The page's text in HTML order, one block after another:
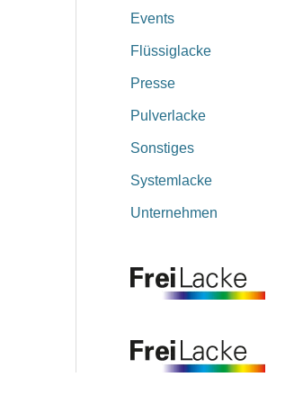
Events
Flüssiglacke
Presse
Pulverlacke
Sonstiges
Systemlacke
Unternehmen